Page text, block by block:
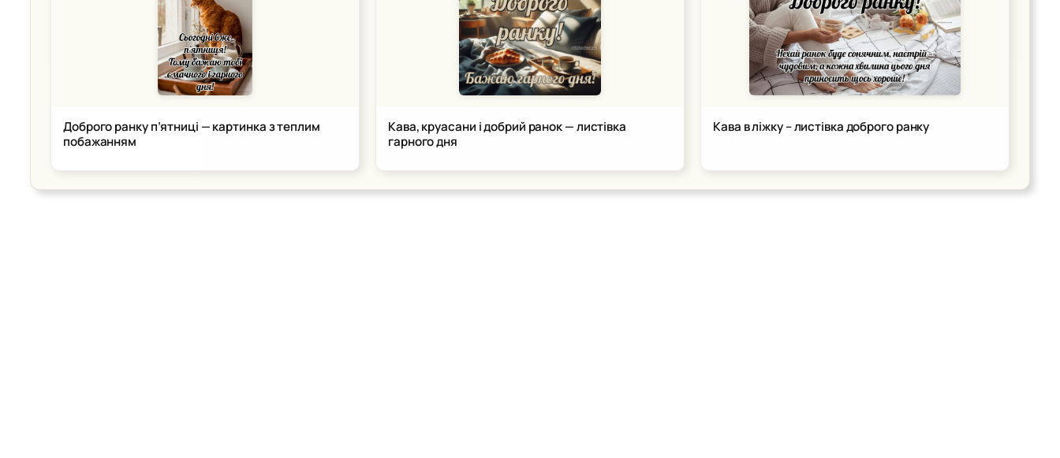
Доброго ранку п’ятниці — картинка з теплим
побажанням
Кава, круасани і добрий ранок — листівка
гарного дня
Кава в ліжку – листівка доброго ранку